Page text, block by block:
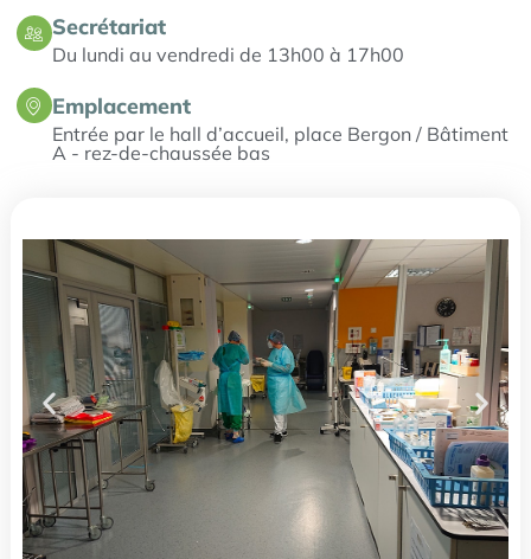
Secrétariat
Du lundi au vendredi de 13h00 à 17h00
Emplacement
Entrée par le hall d’accueil, place Bergon / Bâtiment
A - rez-de-chaussée bas